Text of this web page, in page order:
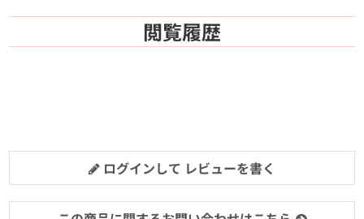
閲覧履歴
ログインして レビューを書く